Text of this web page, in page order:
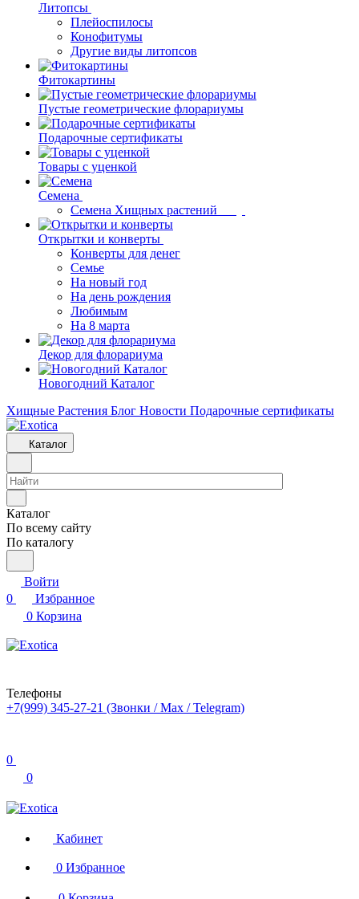
Литопсы
Плейоспилосы
Конофитумы
Другие виды литопсов
Фитокартины
Пустые геометрические флорариумы
Подарочные сертификаты
Товары с уценкой
Семена
Семена Хищных растений
Открытки и конверты
Конверты для денег
Семье
На новый год
На день рождения
Любимым
На 8 марта
Декор для флорариума
Новогодний Каталог
Хищные Растения Блог Новости Подарочные сертификаты
Каталог
Каталог
По всему сайту
По каталогу
Войти
0
Избранное
0 Корзина
Телефоны
+7(999) 345-27-21 (Звонки / Max / Telegram)
0
0
Кабинет
0 Избранное